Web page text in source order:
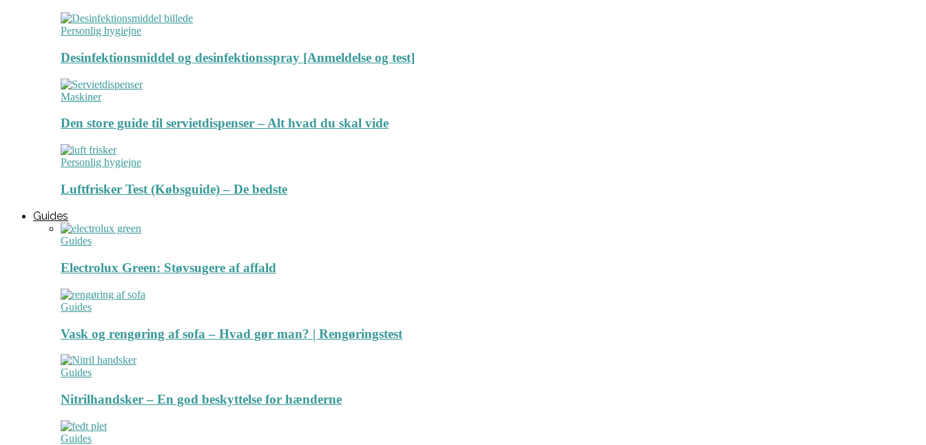
Personlig hygiejne
Desinfektionsmiddel og desinfektionsspray [Anmeldelse og test]
Maskiner
Den store guide til servietdispenser – Alt hvad du skal vide
Personlig hygiejne
Luftfrisker Test (Købsguide) – De bedste
Guides
Guides
Electrolux Green: Støvsugere af affald
Guides
Vask og rengøring af sofa – Hvad gør man? | Rengøringstest
Guides
Nitrilhandsker – En god beskyttelse for hænderne
Guides